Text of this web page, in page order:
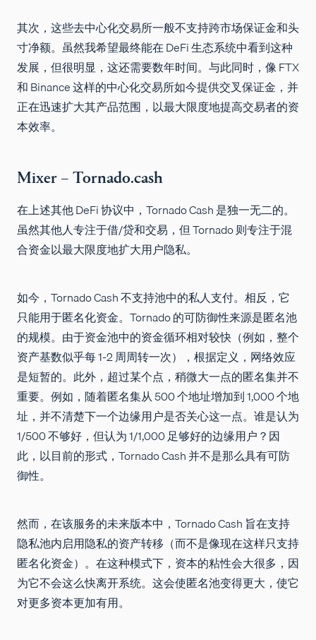
其次，这些去中心化交易所一般不支持跨市场保证金和头
寸净额。虽然我希望最终能在 DeFi 生态系统中看到这种
发展，但很明显，这还需要数年时间。与此同时，像 FTX
和 Binance 这样的中心化交易所如今提供交叉保证金，并
正在迅速扩大其产品范围，以最大限度地提高交易者的资
本效率。
Mixer – Tornado.cash
在上述其他 DeFi 协议中，Tornado Cash 是独一无二的。
虽然其他人专注于借/贷和交易，但 Tornado 则专注于混
合资金以最大限度地扩大用户隐私。
如今，Tornado Cash 不支持池中的私人支付。相反，它
只能用于匿名化资金。Tornado 的可防御性来源是匿名池
的规模。由于资金池中的资金循环相对较快（例如，整个
资产基数似乎每 1-2 周周转一次），根据定义，网络效应
是短暂的。此外，超过某个点，稍微大一点的匿名集并不
重要。例如，随着匿名集从 500 个地址增加到 1,000 个地
址，并不清楚下一个边缘用户是否关心这一点。谁是认为
1/500 不够好，但认为 1/1,000 足够好的边缘用户？因
此，以目前的形式，Tornado Cash 并不是那么具有可防
御性。
然而，在该服务的未来版本中，Tornado Cash 旨在支持
隐私池内启用隐私的资产转移（而不是像现在这样只支持
匿名化资金）。在这种模式下，资本的粘性会大很多，因
为它不会这么快离开系统。这会使匿名池变得更大，使它
对更多资本更加有用。